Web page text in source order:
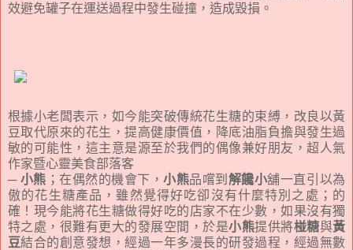
效避免罐子在運送過程中發生碰撞，造成毀損。
根據小老闆表示，如今能突破傳統花生糖的束縛，改良以黃
豆取代原來的花生，提高健康價值，降底油脂負擔與發生過
敏的可能性，這主意是源至於我們的偶像兼好朋友，超人氣
作家暨心靈美食部落客
─ 小熊 ；在偶然的機會下，小熊品嚐到 解饞小舖一直引以為
傲的花生糖產品，雖然覺得好吃卻沒有什麼特別之處；的
確！現今能將花生糖做得好吃的店家不在少數，如果沒有獨
特之處，很難有更大的發展空間，於是小熊提供將椪糖與黃
豆結合的創意發想，經過一年多漫長的研發過程，經過無數